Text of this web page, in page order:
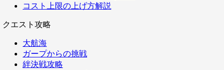
コスト上限の上げ方解説
クエスト攻略
大航海
ガープからの挑戦
絆決戦攻略